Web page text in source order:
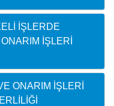
İŞLERDE
İŞLERI
ONARIM İŞLERI